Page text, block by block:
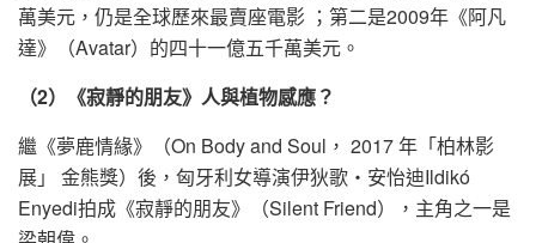
萬美元，仍是全球歷來最賣座電影 ；第二是2009年《阿凡
達》（Avatar）的四十一億五千萬美元。
（2）《寂靜的朋友》人與植物感應？
繼《夢鹿情緣》（On Body and Soul， 2017 年「柏林影
展」 金熊獎）後，匈牙利女導演伊狄歌‧安怡迪Ildikó
Enyedi拍成《寂靜的朋友》（Silent Friend），主角之一是